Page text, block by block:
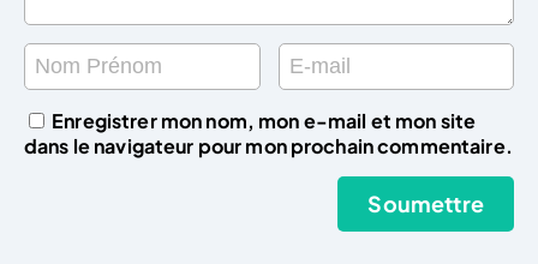
Enregistrer mon nom, mon e-mail et mon site
dans le navigateur pour mon prochain commentaire.